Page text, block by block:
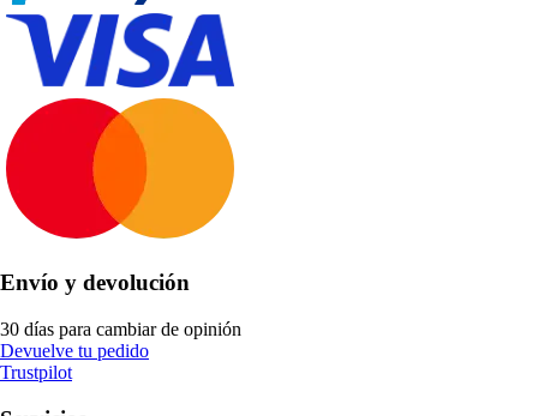
Envío y devolución
30 días para cambiar de opinión
Devuelve tu pedido
Trustpilot